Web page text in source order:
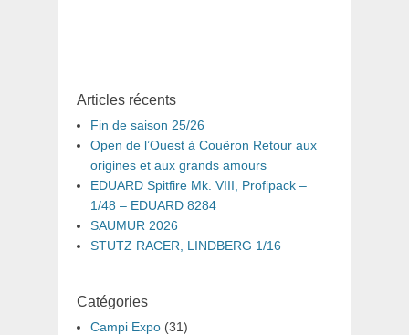
Articles récents
Fin de saison 25/26
Open de l’Ouest à Couëron Retour aux
origines et aux grands amours
EDUARD Spitfire Mk. VIII, Profipack –
1/48 – EDUARD 8284
SAUMUR 2026
STUTZ RACER, LINDBERG 1/16
Catégories
Campi Expo (31)